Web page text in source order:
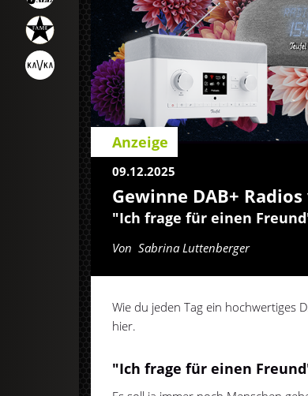
Anzeige
09.12.2025
Gewinne DAB+
"Ich frage für einen
Von Sabrina Luttenberger
Wie du jeden Tag ein hochwertiges
hier.
"Ich frage für einen